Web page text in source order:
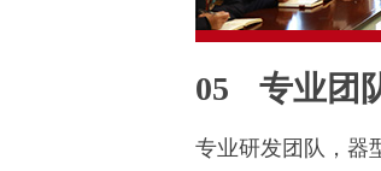
05 专业团
专业研发团队，器